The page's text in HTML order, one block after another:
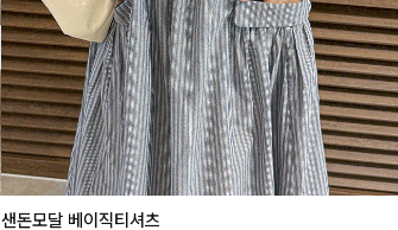
샌돈모달 베이직티셔츠